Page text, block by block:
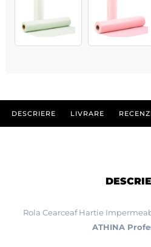
DESCRIERE LIVRARE
Rola Cearceaf Hartie
ATHINA